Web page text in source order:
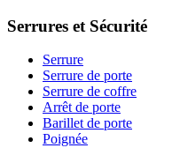
Serrures et Sécurité
Serrure
Serrure de porte
Serrure de coffre
Arrêt de porte
Barillet de porte
Poignée